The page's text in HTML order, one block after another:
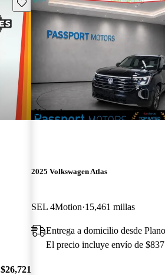
$26,721
¡Nuevo!
2025 Volkswagen Atlas
SEL 4Motion 15,461 millas
Entrega a domicilio desde
El precio incluye envío de $837